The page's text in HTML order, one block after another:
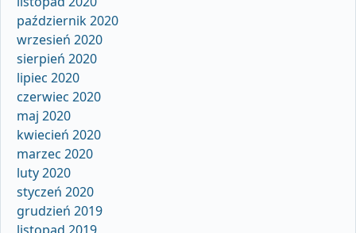
październik 2020
wrzesień 2020
sierpień 2020
lipiec 2020
czerwiec 2020
maj 2020
kwiecień 2020
marzec 2020
luty 2020
styczeń 2020
grudzień 2019